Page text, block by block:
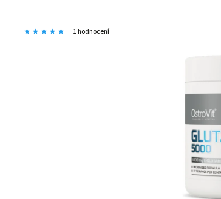
1 hodnocení